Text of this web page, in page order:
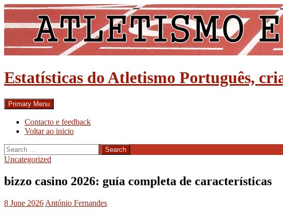
Skip
content
Estatísticas do Atletismo Português,
Search
Primary Menu
Contacto e feedback
Voltar ao inicio
Search
for:
Uncategorized
bizzo casino 2026: guía completa de características
8 June 2026 António Fernandes